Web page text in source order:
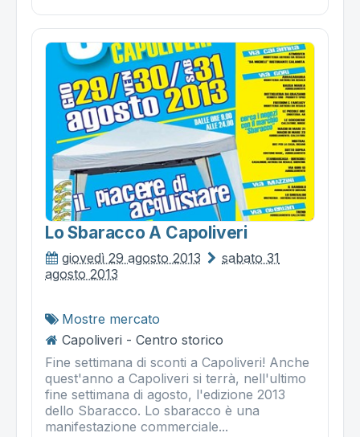
Lo Sbaracco A Capoliveri
giovedì 29 agosto 2013
sabato 31
agosto 2013
Mostre mercato
Capoliveri - Centro storico
Fine settimana di sconti a Capoliveri! Anche
quest'anno a Capoliveri si terrà, nell'ultimo
fine settimana di agosto, l'edizione 2013
dello Sbaracco. Lo sbaracco è una
manifestazione commerciale...